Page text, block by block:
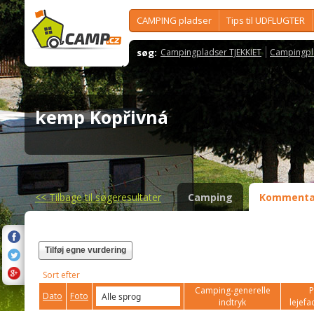
CAMPING pladser Tips til UDFLUGTER
søg: Campingpladser TJEKKIET
kemp Kopřivná
<<Tilbage til søgeresultater Camping
Tilføj egne vurdering
Sort efter
Dato
Foto
Camping-generelle
indtryk